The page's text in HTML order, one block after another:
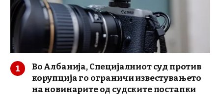
Во Албанија, Специјалниот суд против
корупција го ограничи известувањето
на новинарите од судските постапки